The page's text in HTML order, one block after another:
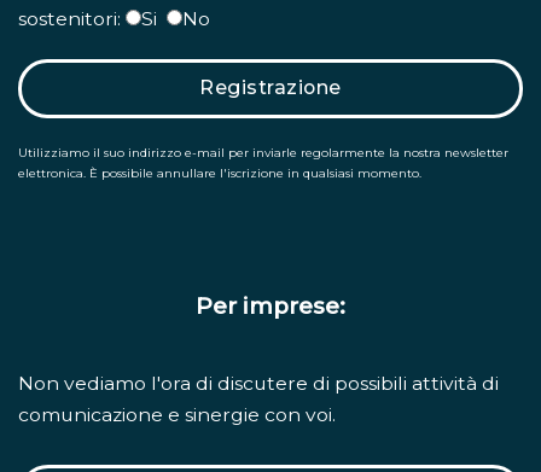
sostenitori:
Si No
Registrazione
Utilizziamo il suo indirizzo e-mail per inviarle regolarmente la nostra newsletter
elettronica. È possibile annullare l'iscrizione in qualsiasi momento.
Per imprese:
Non vediamo l'ora di discutere di possibili attività di
comunicazione e sinergie con voi.